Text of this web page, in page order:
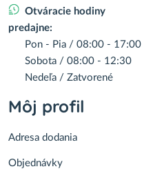
Otváracie hodiny
predajne:
Pon - Pia / 08:00 - 17:00
Sobota / 08:00 - 12:30
Nedeľa / Zatvorené
Môj profil
Adresa dodania
Objednávky